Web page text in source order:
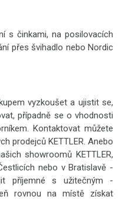
s činkami, na posilovacích
přes švihadlo nebo Nordic
vyzkoušet a ujistit se,
případně se o vhodnosti
Kontaktovat můžete
prodejců KETTLER. Anebo
showroomů KETTLER,
nebo v Bratislavě -
příjemné s užitečným -
rovnou na místě získat